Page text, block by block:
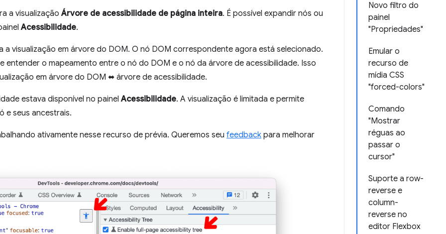
Novo filtro do
painel
"Propriedades"
Emular o
recurso de
mídia CSS
"forced-colors"
Comando
"Mostrar
réguas ao
passar o
cursor"
Suporte a row-
reverse e
column-
reverse no
editor Flexbox
a visualizaçãoÁrvore de acessibilidade de página inteira. É possível expandir nós ou
Acessibilidade.
a visualização em árvore do DOM. O nó DOM correspondente agora está selecionado.
entender o mapeamento entre o nó do DOM e o nó da árvore de acessibilidade. Isso
em árvore do DOM ⬌ árvore de acessibilidade.
estava disponível no painelAcessibilidade. A visualização é limitada e permite
e seus ancestrais.
ativamente nesse recurso de prévia. Queremos seu feedback para melhorar